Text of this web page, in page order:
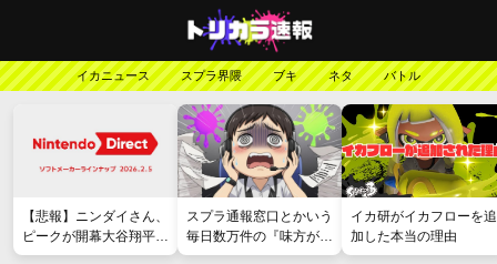
イカニュース スプラ界隈 ブキ ネタ バトル
【悲報】ニンダイさん、
ピークが開幕大谷翔平の
がっかりダイレクトだっ
スプラ通報窓口とかいう
毎日数万件の『味方が弱
い』愚痴を読まされる苦
イカ研がイカフローを追
加した本当の理由